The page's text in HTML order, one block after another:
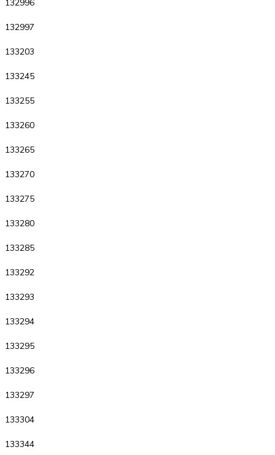
132996
132997
133203
133245
133255
133260
133265
133270
133275
133280
133285
133292
133293
133294
133295
133296
133297
133304
133344